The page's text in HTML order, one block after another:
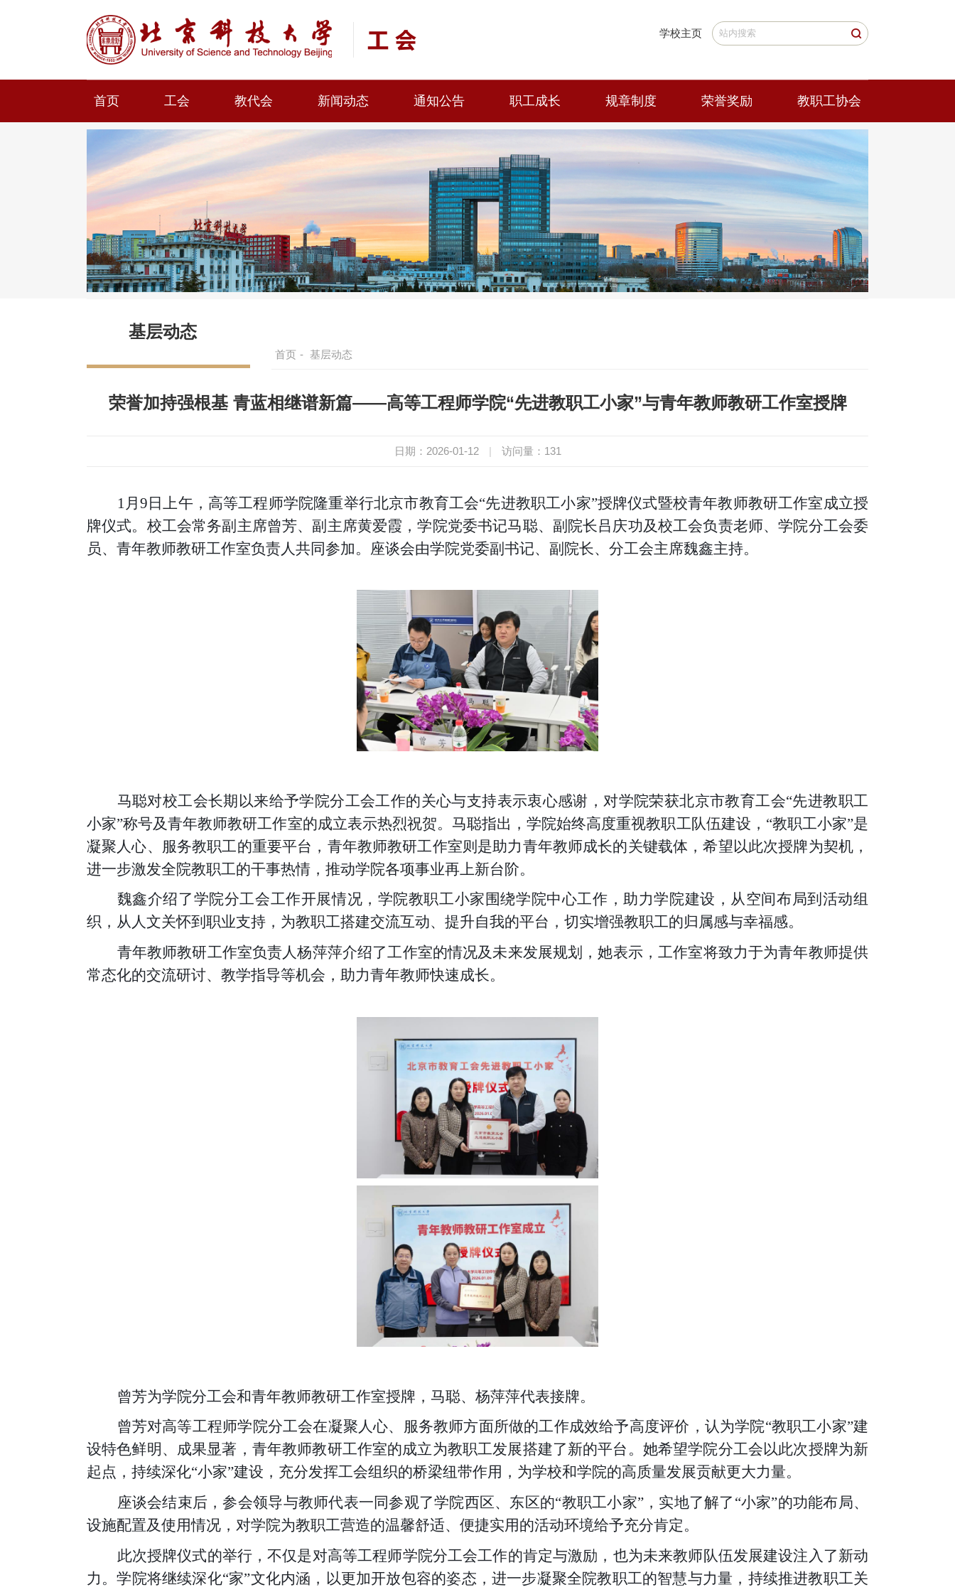
学校主页
首页 工会 教代会 新闻动态 通知公告 职工成长 规章制度 荣誉奖励 教职工协会
基层动态
首页 - 基层动态
荣誉加持强根基 青蓝相继谱新篇——高等工程师学院“先进教职工小家”与青年教师教研工作室授牌
日期：2026-01-12 | 访问量： 131
1月9日上午，高等工程师学院隆重举行北京市教育工会“先进教职工小家”授牌仪式暨校青年教师教研工作室成立授
牌仪式。校工会常务副主席曾芳、副主席黄爱霞，学院党委书记马聪、副院长吕庆功及校工会负责老师、学院分工会委
员、青年教师教研工作室负责人共同参加。座谈会由学院党委副书记、副院长、分工会主席魏鑫主持。
马聪对校工会长期以来给予学院分工会工作的关心与支持表示衷心感谢，对学院荣获北京市教育工会“先进教职工
小家”称号及青年教师教研工作室的成立表示热烈祝贺。马聪指出，学院始终高度重视教职工队伍建设，“教职工小家”是
凝聚人心、服务教职工的重要平台，青年教师教研工作室则是助力青年教师成长的关键载体，希望以此次授牌为契机，
进一步激发全院教职工的干事热情，推动学院各项事业再上新台阶。
魏鑫介绍了学院分工会工作开展情况，学院教职工小家围绕学院中心工作，助力学院建设，从空间布局到活动组
织，从人文关怀到职业支持，为教职工搭建交流互动、提升自我的平台，切实增强教职工的归属感与幸福感。
青年教师教研工作室负责人杨萍萍介绍了工作室的情况及未来发展规划，她表示，工作室将致力于为青年教师提供
常态化的交流研讨、教学指导等机会，助力青年教师快速成长。
曾芳为学院分工会和青年教师教研工作室授牌，马聪、杨萍萍代表接牌。
曾芳对高等工程师学院分工会在凝聚人心、服务教师方面所做的工作成效给予高度评价，认为学院“教职工小家”建
设特色鲜明、成果显著，青年教师教研工作室的成立为教职工发展搭建了新的平台。她希望学院分工会以此次授牌为新
起点，持续深化“小家”建设，充分发挥工会组织的桥梁纽带作用，为学校和学院的高质量发展贡献更大力量。
座谈会结束后，参会领导与教师代表一同参观了学院西区、东区的“教职工小家”，实地了解了“小家”的功能布局、
设施配置及使用情况，对学院为教职工营造的温馨舒适、便捷实用的活动环境给予充分肯定。
此次授牌仪式的举行，不仅是对高等工程师学院分工会工作的肯定与激励，也为未来教师队伍发展建设注入了新动
力。学院将继续深化“家”文化内涵，以更加开放包容的姿态，进一步凝聚全院教职工的智慧与力量，持续推进教职工关